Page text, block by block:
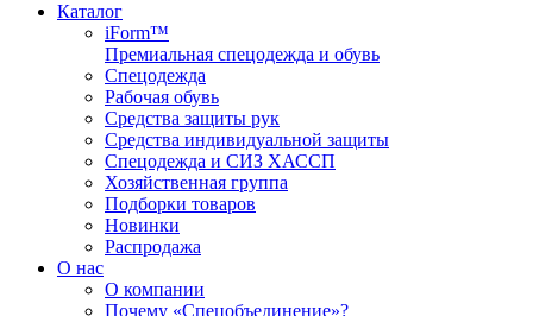
Каталог
iForm™
Премиальная спецодежда и обувь
Спецодежда
Рабочая обувь
Средства защиты рук
Средства индивидуальной защиты
Спецодежда и СИЗ ХАССП
Хозяйственная группа
Подборки товаров
Новинки
Распродажа
О нас
О компании
Почему «Спецобъединение»?